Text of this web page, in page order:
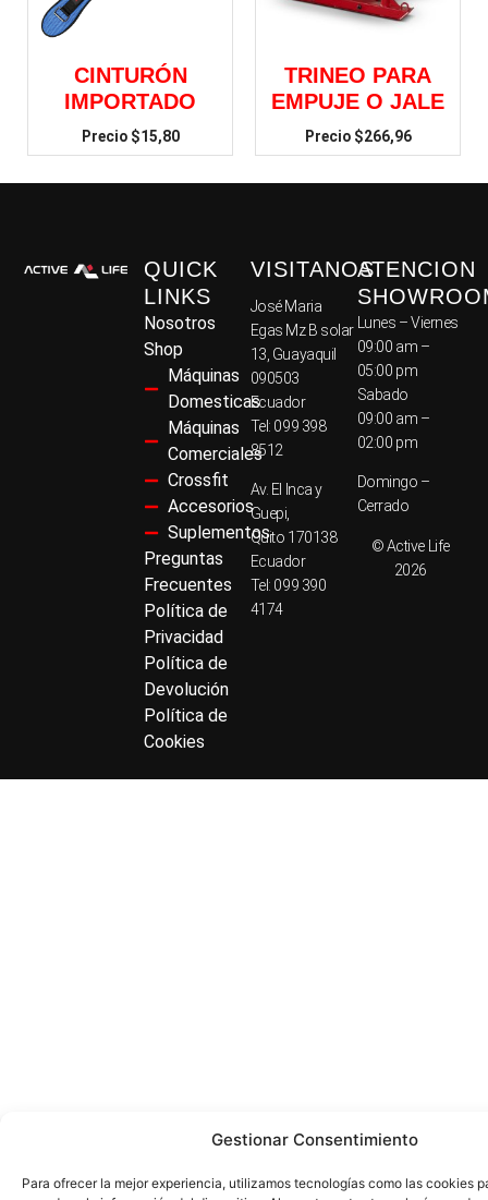
Gestionar Consentimiento
Para ofrecer la mejor experiencia, utilizamos tecnologías como las cookies
CINTURÓN
IMPORTADO
$15,80
TRINEO PARA
EMPUJE O JALE
$266,96
QUICK
LINKS
Nosotros
Shop
Máquinas
Domesticas
Máquinas
Comerciales
Crossfit
Accesorios
Suplementos
Preguntas
Frecuentes
Política de
Privacidad
Política de
Devolución
Política de
Cookies
VISITANOS
José Maria
Egas Mz B solar
13, Guayaquil
090503
Ecuador
Tel: 099 398
8512
Av. El Inca y
Guepi,
Quito 170138
Ecuador
Tel: 099 390
4174
ATENCION
Lunes – Viernes
09:00 am –
05:00 pm
Sabado
09:00 am –
02:00 pm
Domingo –
Cerrado
© Active Life
2026